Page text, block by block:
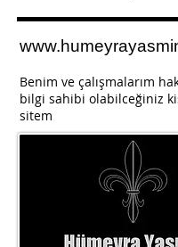
Benim ve çalışmalarım
bilgi sahibi olabilceğiniz
sitem